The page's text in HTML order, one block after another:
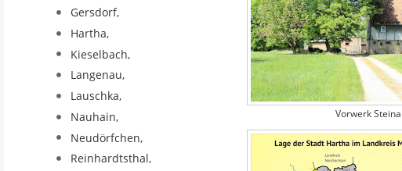
Vorwerk Steina
Gersdorf,
Hartha,
Kieselbach,
Langenau,
Lauschka,
Nauhain,
Neudörfchen,
Reinhardtsthal,